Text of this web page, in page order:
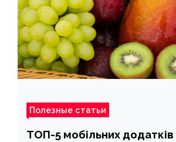
Полезные статьи
ТОП-5 мобільних додатків